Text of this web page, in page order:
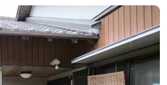
談） チェックアウト 9：00 【定休日】 不定休 【料金...